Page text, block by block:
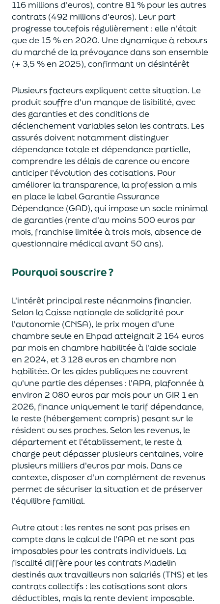
116 millions d'euros), contre 81 % pour les autres
contrats (492 millions d'euros). Leur part
progresse toutefois régulièrement : elle n'était
que de 15 % en 2020. Une dynamique à rebours
du marché de la prévoyance dans son ensemble
(+ 3,5 % en 2025), confirmant un désintérêt
Plusieurs facteurs expliquent cette situation. Le
produit souffre d'un manque de lisibilité, avec
des garanties et des conditions de
déclenchement variables selon les contrats. Les
assurés doivent notamment distinguer
dépendance totale et dépendance partielle,
comprendre les délais de carence ou encore
anticiper l'évolution des cotisations. Pour
améliorer la transparence, la profession a mis
en place le label Garantie Assurance
Dépendance (GAD), qui impose un socle minimal
de garanties (rente d'au moins 500 euros par
mois, franchise limitée à trois mois, absence de
questionnaire médical avant 50 ans).
Pourquoi souscrire ?
L'intérêt principal reste néanmoins financier.
Selon la Caisse nationale de solidarité pour
l'autonomie (CNSA), le prix moyen d'une
chambre seule en Ehpad atteignait 2 164 euros
par mois en chambre habilitée à l'aide sociale
en 2024, et 3 128 euros en chambre non
habilitée. Or les aides publiques ne couvrent
qu'une partie des dépenses : l'APA, plafonnée à
environ 2 080 euros par mois pour un GIR 1 en
2026, finance uniquement le tarif dépendance,
le reste (hébergement compris) pesant sur le
résident ou ses proches. Selon les revenus, le
département et l'établissement, le reste à
charge peut dépasser plusieurs centaines, voire
plusieurs milliersd'euros par mois. Dans ce
contexte, disposer d'un complément de revenus
permet de sécuriser la situation et de préserver
l'équilibre familial.
Autre atout : les rentes ne sont pas prises en
compte dans le calcul de l'APA et ne sont pas
imposables pour les contrats individuels. La
fiscalité diffère pour les contrats Madelin
destinés aux travailleurs non salariés (TNS) et les
contrats collectifs : les cotisations sont alors
déductibles, mais la rente devient imposable.